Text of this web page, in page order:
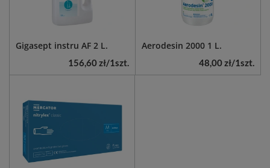
Gigasept instru AF 2 L.
156,60 zł/1szt.
Aerodesin 2000 1 L.
48,00 zł/1szt.